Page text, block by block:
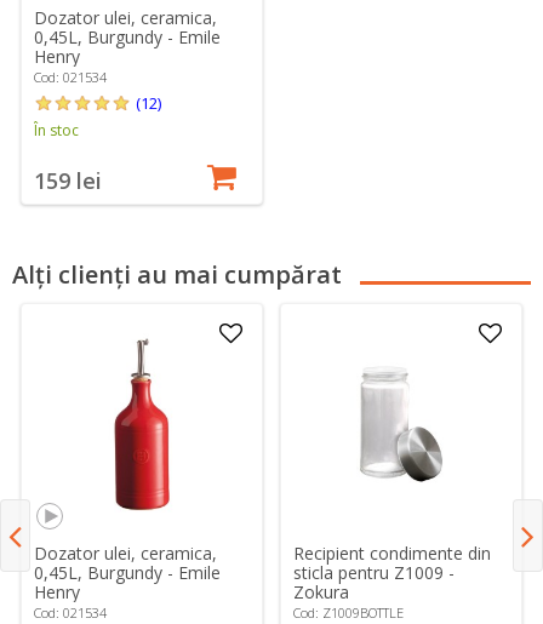
Dozator ulei, ceramica,
0,45L, Burgundy - Emile
Henry
Cod: 021534
(12)
În stoc
159 lei
Alți clienți au mai cumpărat
Dozator ulei, ceramica,
0,45L, Burgundy - Emile
Henry
Cod: 021534
Recipient condimente din
sticla pentru Z1009 -
Zokura
Cod: Z1009BOTTLE